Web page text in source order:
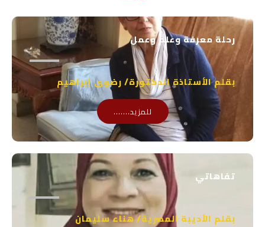
b
e
a
p
p
رحلة معرفة وعلم وعمل
بقلم الأستاذة الدكتورة/ رضوى إبراهيم
للمزيد.......
تفاهاتي
بقلم الأديبة المصرية/ هناء سليمان